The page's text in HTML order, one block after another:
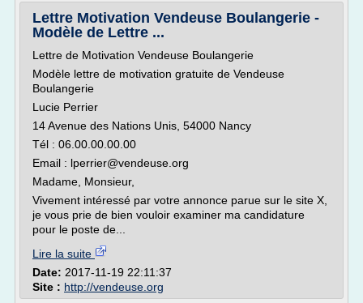
Lettre Motivation Vendeuse Boulangerie -
Modèle de Lettre ...
Lettre de Motivation Vendeuse Boulangerie
Modèle lettre de motivation gratuite de Vendeuse
Boulangerie
Lucie Perrier
14 Avenue des Nations Unis, 54000 Nancy
Tél : 06.00.00.00.00
Email : lperrier@vendeuse.org
Madame, Monsieur,
Vivement intéressé par votre annonce parue sur le site X,
je vous prie de bien vouloir examiner ma candidature
pour le poste de...
Lire la suite
Date: 2017-11-19 22:11:37
Site : http://vendeuse.org